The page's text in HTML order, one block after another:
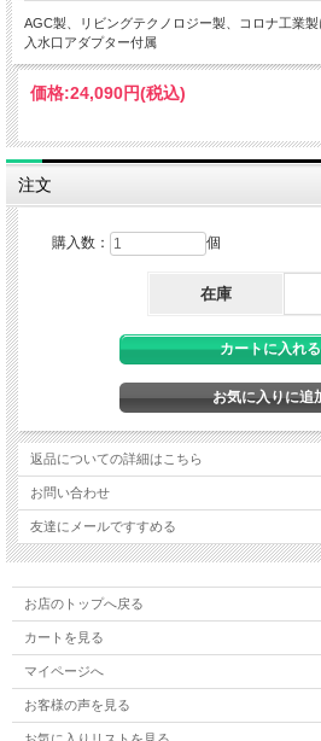
AGC製、リビングテクノロジー製、コロナ工業製
入水口アダプター付属
価格:24,090円(税込)
注文
購入数： 個
在庫
返品についての詳細はこちら
お問い合わせ
友達にメールですすめる
お店のトップへ戻る
カートを見る
マイページへ
お客様の声を見る